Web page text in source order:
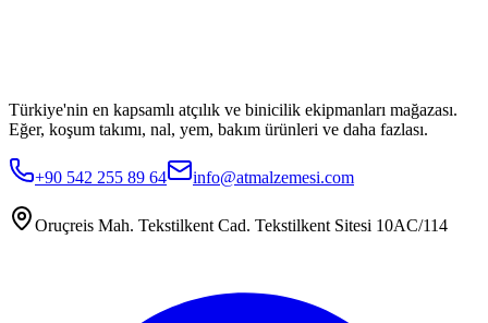
Türkiye'nin en kapsamlı atçılık ve binicilik ekipmanları mağazası.
Eğer, koşum takımı, nal, yem, bakım ürünleri ve daha fazlası.
+90 542 255 89 64 info@atmalzemesi.com
Oruçreis Mah. Tekstilkent Cad. Tekstilkent Sitesi 10AC/114